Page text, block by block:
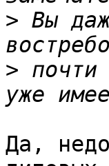
> Вы
>
Да,